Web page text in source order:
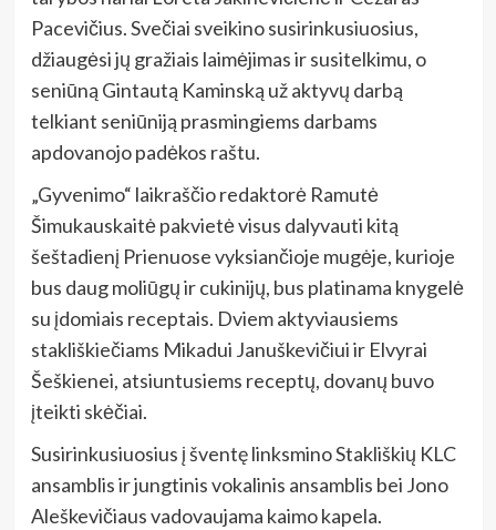
Pacevičius. Svečiai sveikino susirinkusiuosius,
džiaugėsi jų gražiais laimėjimas ir susitelkimu, o
seniūną Gintautą Kaminską už aktyvų darbą
telkiant seniūniją prasmingiems darbams
apdovanojo padėkos raštu.
„Gyvenimo“ laikraščio redaktorė Ramutė
Šimukauskaitė pakvietė visus dalyvauti kitą
šeštadienį Prienuose vyksiančioje mugėje, kurioje
bus daug moliūgų ir cukinijų, bus platinama knygelė
su įdomiais receptais. Dviem aktyviausiems
stakliškiečiams Mikadui Januškevičiui ir Elvyrai
Šeškienei, atsiuntusiems receptų, dovanų buvo
įteikti skėčiai.
Susirinkusiuosius į šventę linksmino Stakliškių KLC
ansamblis ir jungtinis vokalinis ansamblis bei Jono
Aleškevičiaus vadovaujama kaimo kapela.